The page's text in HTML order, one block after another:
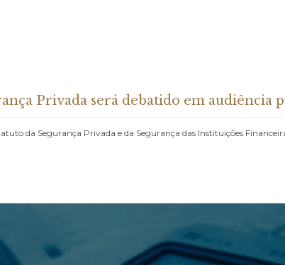
Privada será debatido em audiência
da Segurança Privada e da Segurança das Instituições